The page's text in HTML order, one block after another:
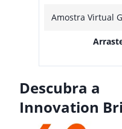
Amostra Virtual
Descubra a
Innovation